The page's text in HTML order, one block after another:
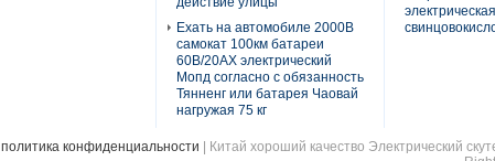
Ехать на автомобиле 2000В
самокат 100км батареи
60В/20АХ электрический
Мопд согласно с обязанность
Тянненг или батарея Чаовай
нагружая 75 кг
электрическая
политика конфиденциальности | Китай хороший качество Электрический